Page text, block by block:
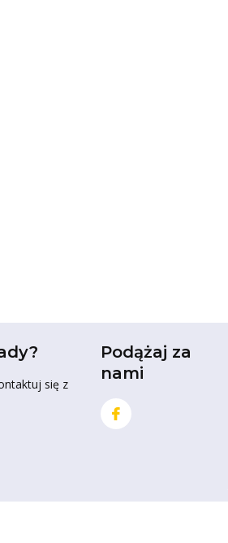
się z
Podążaj za
nami